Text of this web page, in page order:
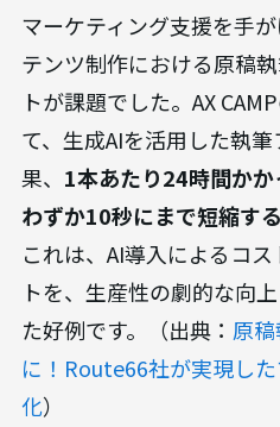
マーケティング支援を手
テンツ制作における原稿
トが課題でした。AX
て、生成AIを活用した執
果、 1本あたり24時間か
わずか10秒にまで短縮す
これは、AI導入によるコ
トを、生産性の劇的な向
た好例です。（出典： 原
に！Route66社が実現し
化）